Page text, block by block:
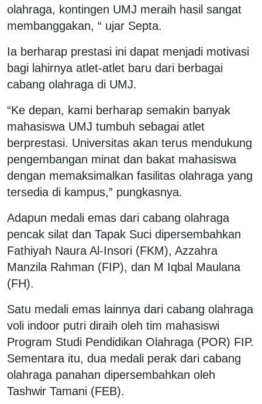
olahraga, kontingen UMJ meraih hasil sangat
membanggakan, “ ujar Septa.
Ia berharap prestasi ini dapat menjadi motivasi
bagi lahirnya atlet-atlet baru dari berbagai
cabang olahraga di UMJ.
“Ke depan, kami berharap semakin banyak
mahasiswa UMJ tumbuh sebagai atlet
berprestasi. Universitas akan terus mendukung
pengembangan minat dan bakat mahasiswa
dengan memaksimalkan fasilitas olahraga yang
tersedia di kampus,” pungkasnya.
Adapun medali emas dari cabang olahraga
pencak silat dan Tapak Suci dipersembahkan
Fathiyah Naura Al-Insori (FKM), Azzahra
Manzila Rahman (FIP), dan M Iqbal Maulana
(FH).
Satu medali emas lainnya dari cabang olahraga
voli indoor putri diraih oleh tim mahasiswi
Program Studi Pendidikan Olahraga (POR) FIP.
Sementara itu, dua medali perak dari cabang
olahraga panahan dipersembahkan oleh
Tashwir Tamani (FEB).